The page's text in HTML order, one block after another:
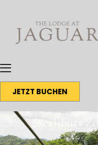
JETZT BUCHEN
Excaliburs